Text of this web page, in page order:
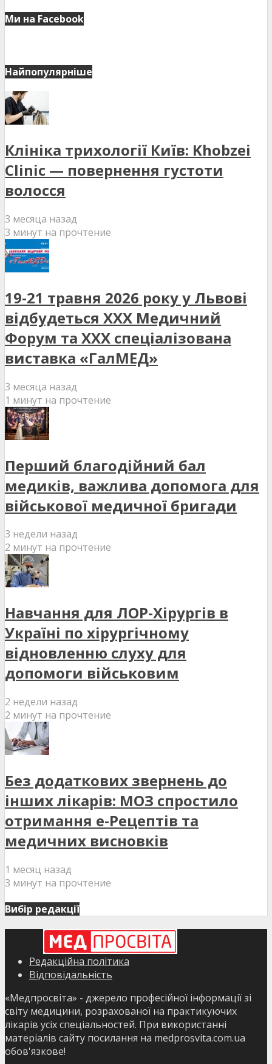
Ми на Facebook
Найпопулярніше
Клініка трихології Київ: Khobzei
Clinic — повернення густоти
волосся
3 месяца назад
3 минут на прочтение
19-21 травня 2026 року у Львові
відбудеться XXX Медичний
Форум та XXX спеціалізована
виставка «ГалМЕД»
3 месяца назад
1 минут на прочтение
Перший благодійний бал
медиків, важлива допомога для
військової медичної бригади
3 недели назад
2 минут на прочтение
Навчання для ЛОР-Хірургів в
Україні по хірургічному
відновленню слуху для
допомоги військовим
2 недели назад
2 минут на прочтение
Без додаткових звернень до
інших лікарів: МОЗ спростило
отримання е-Рецептів та
медичних висновків
1 месяц назад
3 минут на прочтение
Вибір редакції
Редакційна політика
Відповідальність
«Медпросвіта» - джерело професійної інформації зі
світу медицини, розрахованої на практикуючих
лікарів усіх спеціальностей. При використанні
матеріалів сайту посилання на medprosvita.com.ua
обов'язкове!